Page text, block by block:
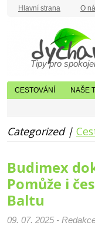
Hlavní strana O
Tipy pro
CESTOVÁNÍ NAŠE
Categorized |
Budimex
Pomůže i
Baltu
09. 07. 2025 -